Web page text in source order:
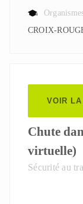
CROIX-
VOIR LA
Chute
virtuelle)
Sécurité au